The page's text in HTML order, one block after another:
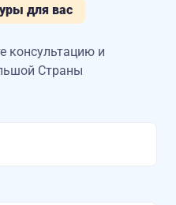
для вас
консультацию и
Страны